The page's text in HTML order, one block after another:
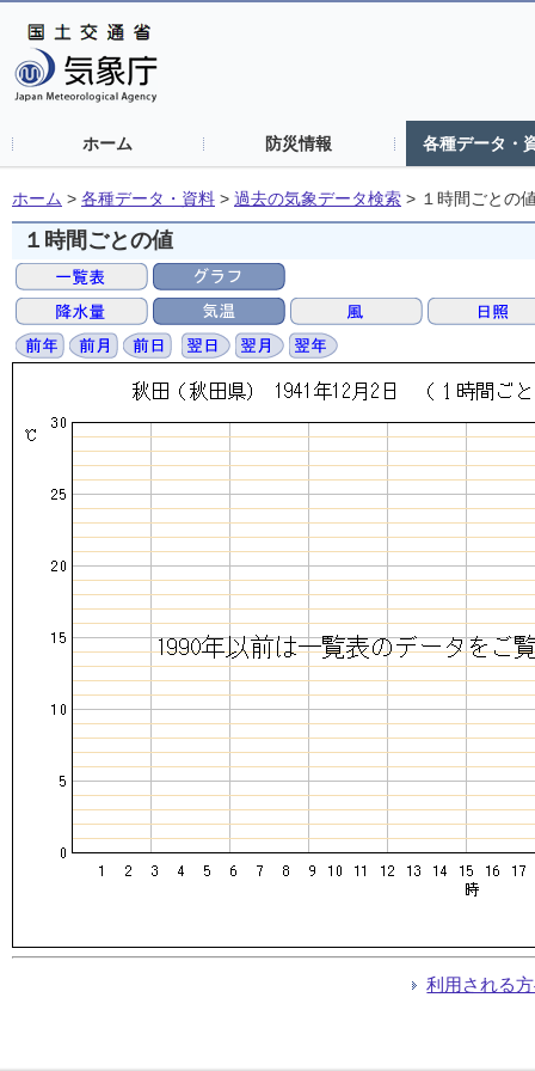
ホーム 防災情報 各種データ・
ホーム > 各種データ・資料 > 過去の気象データ検索 > １時間ごとの
１時間ごとの値
利用される